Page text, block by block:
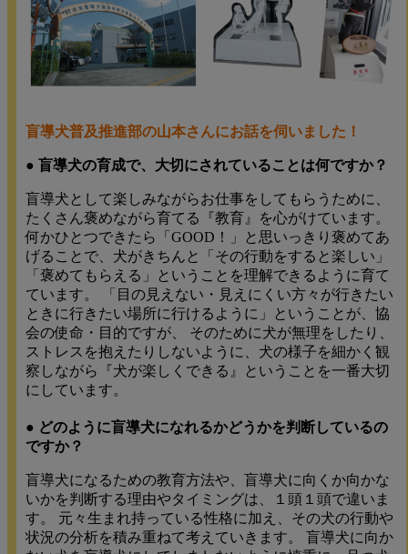
盲導犬普及推進部の山本さんにお話を伺いました！
● 盲導犬の育成で、大切にされていることは何ですか？
盲導犬として楽しみながらお仕事をしてもらうために、
たくさん褒めながら育てる『教育』を心がけています。
何かひとつできたら「GOOD！」と思いっきり褒めてあ
げることで、犬がきちんと「その行動をすると楽しい」
「褒めてもらえる」ということを理解できるように育て
ています。 「目の見えない・見えにくい方々が行きたい
ときに行きたい場所に行けるように」ということが、協
会の使命・目的ですが、 そのために犬が無理をしたり、
ストレスを抱えたりしないように、犬の様子を細かく観
察しながら『犬が楽しくできる』ということを一番大切
にしています。
● どのように盲導犬になれるかどうかを判断しているの
ですか？
盲導犬になるための教育方法や、盲導犬に向くか向かな
いかを判断する理由やタイミングは、１頭１頭で違いま
す。 元々生まれ持っている性格に加え、その犬の行動や
状況の分析を積み重ねて考えていきます。 盲導犬に向か